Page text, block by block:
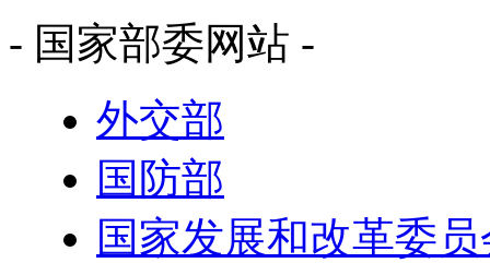
- 国家部委网站 -
外交部
国防部
国家发展和改革委